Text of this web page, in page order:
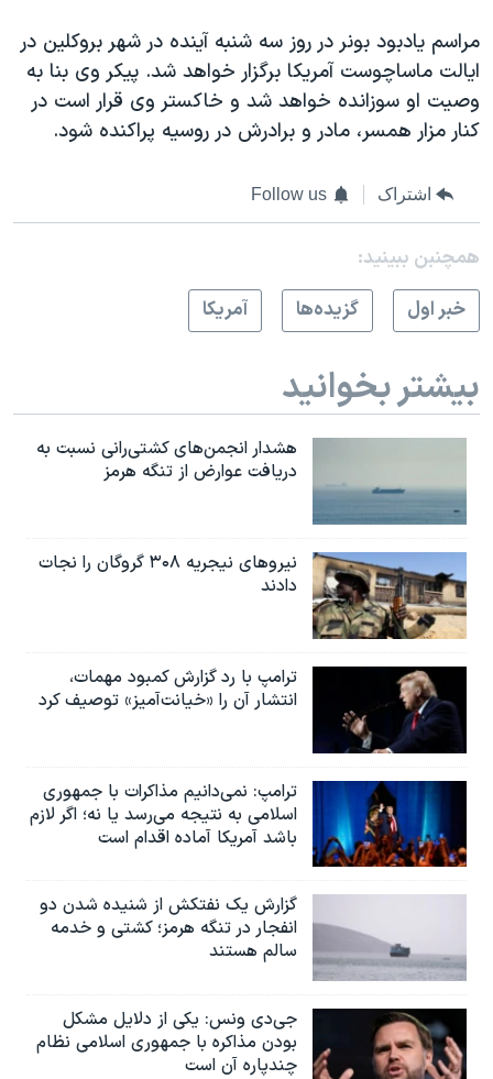
مراسم يادبود بونر در روز سه شنبه آينده در شهر بروکلين در
ايالت ماساچوست آمريکا برگزار خواهد شد. پيکر وی بنا به
وصيت او سوزانده خواهد شد و خاکستر وی قرار است در
کنار مزار همسر، مادر و برادرش در روسیه پراکنده شود.
اشتراک Follow us
همچنبن ببینید:
خبر اول
گزيده‌ها آمريکا
بیشتر بخوانید
هشدار انجمن‌های کشتی‌رانی نسبت به
دریافت عوارض از تنگه هرمز
نیروهای نیجریه‌ ۳۰۸ گروگان را نجات
دادند
ترامپ با رد گزارش کمبود مهمات،
انتشار آن را «خیانت‌آمیز» توصیف کرد
ترامپ: نمی‌دانیم مذاکرات با جمهوری
اسلامی به نتیجه می‌رسد یا نه؛ اگر لازم
باشد آمریکا آماده اقدام است
گزارش یک نفتکش از شنیده شدن دو
انفجار در تنگه هرمز؛ کشتی و خدمه
سالم هستند
جی‌دی ونس: یکی از دلایل مشکل
بودن مذاکره با جمهوری اسلامی نظام
چندپاره آن است